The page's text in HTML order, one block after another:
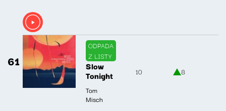
61
ODPADA
Z LISTY
Slow
Tonight
Tom
Misch
10 8